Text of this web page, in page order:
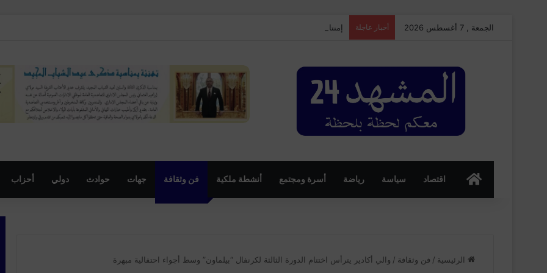
الجمعة , 7 أغسطس 2026 أخبار عاجلة إمنتانوت…تمليلت تحتضن النسخة الـ25 من المهرجان السنوي لموظفي الجماعة
الرئسيةاقتصاد سياسة رياضة أسرة ومجتمع أنشطة ملكية فن وثقافة جهات حوادث دولي أحزاب
الرئيسية / فن وثقافة / والي أكادير يترأس اختتام الدورة الثالثة لكرنفال “بيلماون” وسط أجواء احتفالية مبهرة